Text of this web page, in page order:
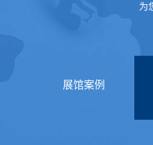
为
展馆案例